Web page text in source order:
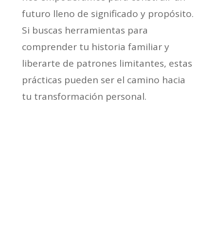
futuro lleno de significado y propósito.
Si buscas herramientas para
comprender tu historia familiar y
liberarte de patrones limitantes, estas
prácticas pueden ser el camino hacia
tu transformación personal.